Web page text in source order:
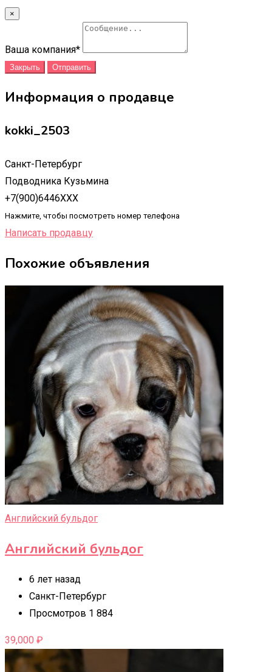
×
Ваша компания*
Закрыть Отправить
Информация о продавце
kokki_2503
Санкт-Петербург
Подводника Кузьмина
+7(900)6446XXX
Нажмите, чтобы посмотреть номер телефона
Написать продавцу
Похожие объявления
Английский бульдог
Английский бульдог
6 лет назад
Санкт-Петербург
Просмотров 1 884
39,000 ₽